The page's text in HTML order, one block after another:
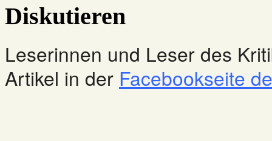
Diskutieren
Leserinnen und Leser des
Artikel in der Facebookseite